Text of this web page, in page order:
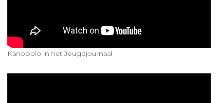
Kanopolo in het Jeugdjournaal